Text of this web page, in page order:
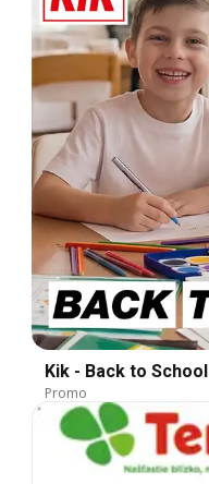
Kik - Back to School
Promo